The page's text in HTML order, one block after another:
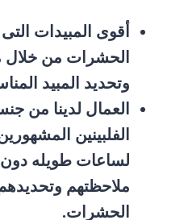
أقوى المبيدات
الحشرات من خلال
وتحديد المبيد
العمال لدينا من
الفلبينين
لساعات طويله دون
ملاحظتهم
الحشرات.